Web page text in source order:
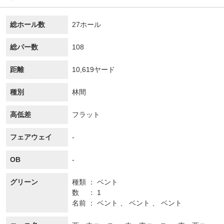
総ホール数 27ホール
総パー数 108
距離 10,619ヤード
種別 林間
高低差 フラット
フェアウェイ -
OB -
グリーン 種類
ベント
数
1
名前
ベント 、 ベント 、 ベント